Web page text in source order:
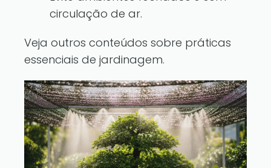
circulação de ar.
Veja outros conteúdos sobre práticas
essenciais de jardinagem.